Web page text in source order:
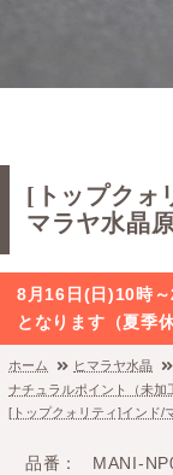
[トップクォ
マラヤ水晶
8月16日(日)10時
となります（夏季
ホーム ヒマラヤ水晶
ナチュラルポイント（未加
[トップクォリティ]インド/
品番
MANI-